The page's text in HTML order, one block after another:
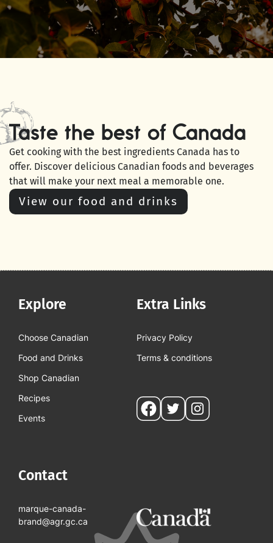
Taste the best of Canada
Get cooking with the best ingredients Canada has to
offer. Discover delicious Canadian foods and beverages
that will make your next meal a memorable one.
View our food and drinks
Explore
Choose Canadian
Food and Drinks
Shop Canadian
Recipes
Events
Extra Links
Privacy Policy
Terms & conditions
Contact
marque-canada-
brand@agr.gc.ca
Social